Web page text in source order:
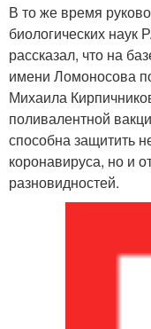
В то же время
биологических
рассказал, что на
имени Ломоносова
Михаила
поливалентной
способна защитить
коронавируса, но и
разновидностей.